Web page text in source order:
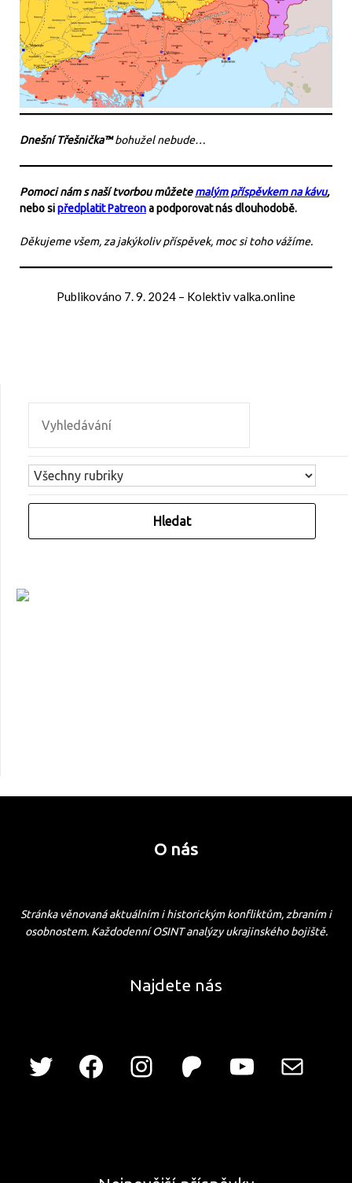
Dnešní Třešnička™bohužel nebude…
Pomoci nám s naší tvorbou můžetemalým příspěvkem na kávu,
nebo sipředplatit Patreona podporovat nás dlouhodobě.
Děkujeme všem, za jakýkoliv příspěvek, moc si toho vážíme.
Publikováno 7. 9. 2024 – Kolektiv valka.online
O nás
Stránka věnovaná aktuálním i historickým konfliktům, zbraním i
osobnostem. Každodenní OSINT analýzy ukrajinského bojiště.
Najdete nás